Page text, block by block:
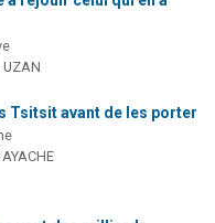
UZAN
Tsitsit avant de les porter